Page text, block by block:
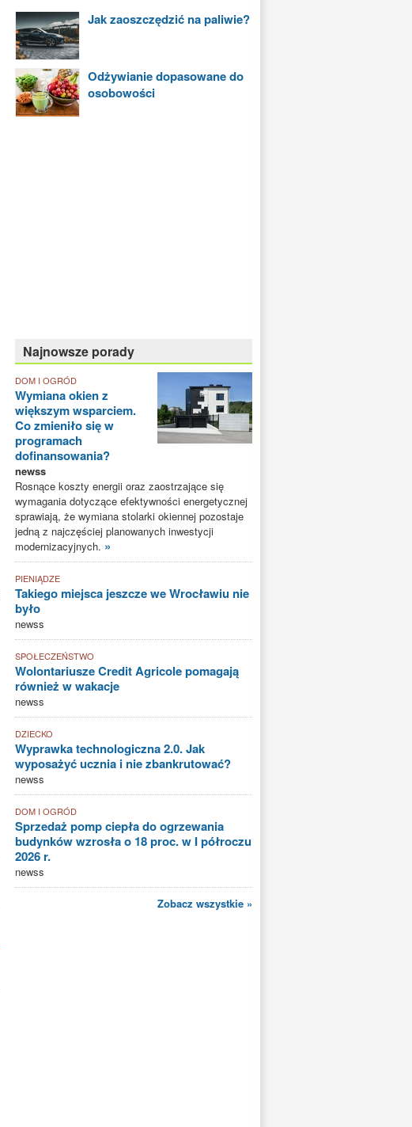
Jak zaoszczędzić na paliwie?
Odżywianie dopasowane do
osobowości
Najnowsze porady
DOM I OGRÓD
Wymiana okien z
większym wsparciem.
Co zmieniło się w
programach
dofinansowania?
newss
Rosnące koszty energii oraz zaostrzające się
wymagania dotyczące efektywności energetycznej
sprawiają, że wymiana stolarki okiennej pozostaje
jedną z najczęściej planowanych inwestycji
modernizacyjnych. »
PIENIĄDZE
Takiego miejsca jeszcze we Wrocławiu nie
było
newss
SPOŁECZEŃSTWO
Wolontariusze Credit Agricole pomagają
również w wakacje
newss
DZIECKO
Wyprawka technologiczna 2.0. Jak
wyposażyć ucznia i nie zbankrutować?
newss
DOM I OGRÓD
Sprzedaż pomp ciepła do ogrzewania
budynków wzrosła o 18 proc. w I półroczu
2026 r.
newss
Zobacz wszystkie »